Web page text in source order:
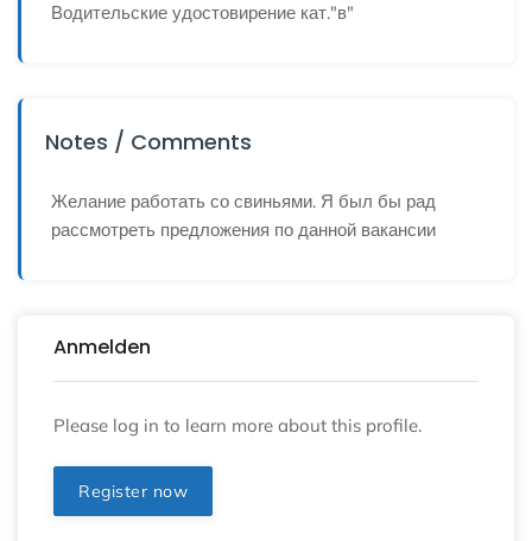
Водительские удостовирение кат."в"
Notes / Comments
Желание работать со свиньями. Я был бы рад
рассмотреть предложения по данной вакансии
Anmelden
Please log in to learn more about this profile.
Register now